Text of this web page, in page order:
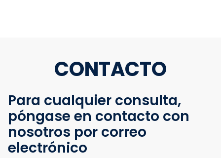
CONTACTO
Para cualquier consulta,
póngase en contacto con
nosotros por correo
electrónico